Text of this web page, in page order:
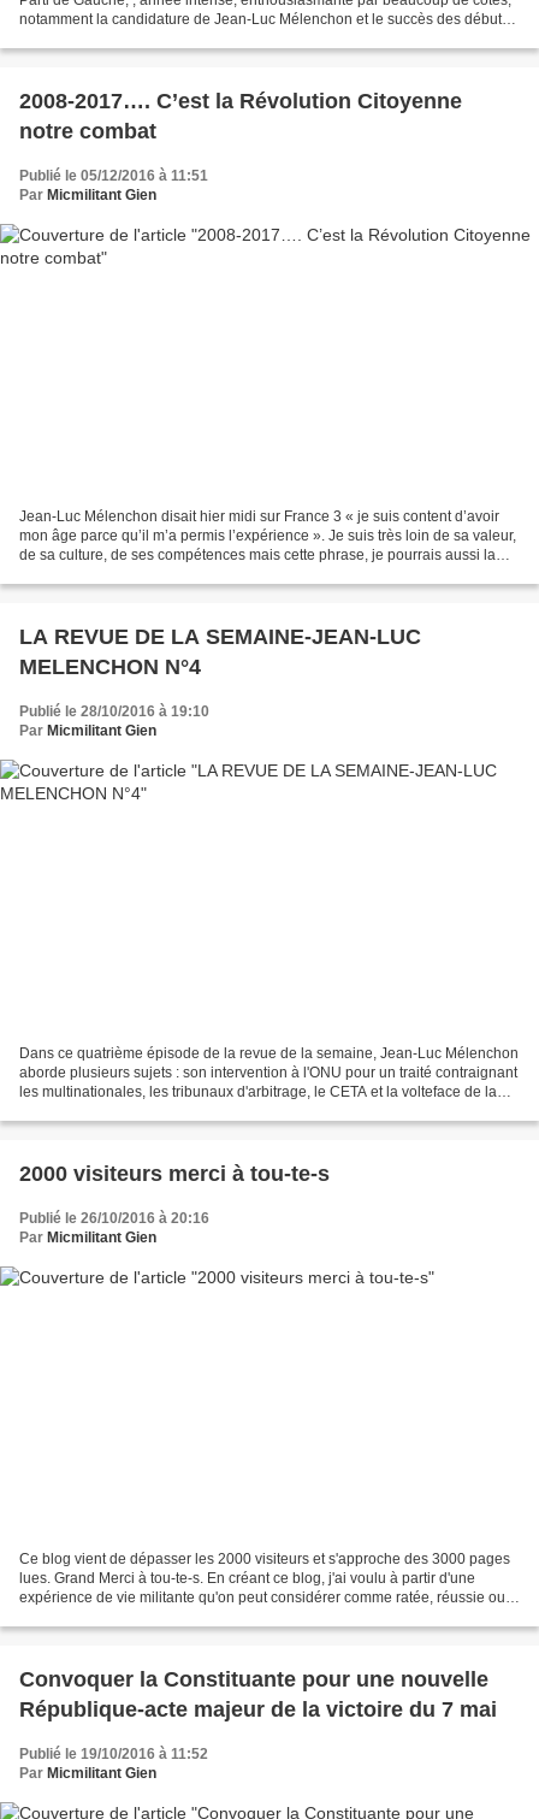
notamment la candidature de Jean-Luc Mélenchon et le succès des débuts
2008-2017…. C’est la Révolution Citoyenne
notre combat
Publié le 05/12/2016 à 11:51
Par Micmilitant Gien
Jean-Luc Mélenchon disait hier midi sur France 3 « je suis content d’avoir
mon âge parce qu’il m’a permis l’expérience ». Je suis très loin de sa valeur,
de sa culture, de ses compétences mais cette phrase, je pourrais aussi la
LA REVUE DE LA SEMAINE-JEAN-LUC
MELENCHON N°4
Publié le 28/10/2016 à 19:10
Par Micmilitant Gien
Dans ce quatrième épisode de la revue de la semaine, Jean-Luc Mélenchon
aborde plusieurs sujets : son intervention à l'ONU pour un traité contraignant
les multinationales, les tribunaux d'arbitrage, le CETA et la volteface de la
2000 visiteurs merci à tou-te-s
Publié le 26/10/2016 à 20:16
Par Micmilitant Gien
Ce blog vient de dépasser les 2000 visiteurs et s'approche des 3000 pages
lues. Grand Merci à tou-te-s. En créant ce blog, j'ai voulu à partir d'une
expérience de vie militante qu'on peut considérer comme ratée, réussie ou
Convoquer la Constituante pour une nouvelle
République-acte majeur de la victoire du 7 mai
Publié le 19/10/2016 à 11:52
Par Micmilitant Gien